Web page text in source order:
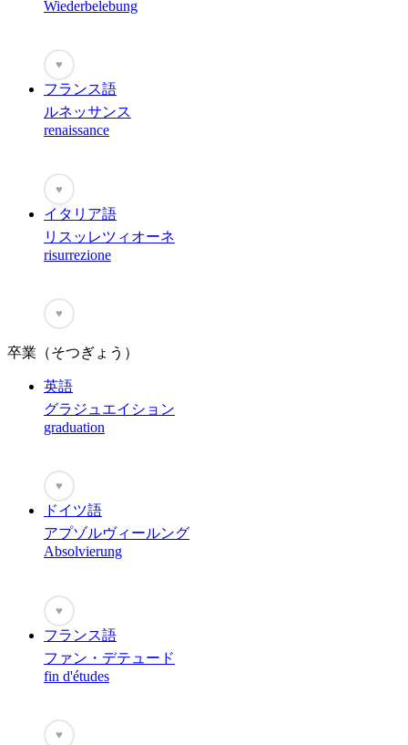
Wiederbelebung
♥
フランス語
ルネッサンス
renaissance
♥
イタリア語
リスッレツィオーネ
risurrezione
♥
卒業（そつぎょう）
英語
グラジュエイション
graduation
♥
ドイツ語
アプゾルヴィールング
Absolvierung
♥
フランス語
ファン・デテュード
fin d'études
♥